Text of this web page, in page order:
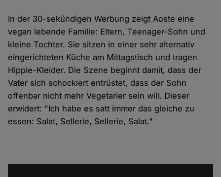
In der 30-sekündigenWerbung zeigt Aoste eine
vegan lebende Familie: Eltern, Teenager-Sohn und
kleine Tochter. Sie sitzen in einer sehr alternativ
eingerichteten Küche am Mittagstisch und tragen
Hippie-Kleider. Die Szene beginnt damit, dass der
Vater sich schockiert entrüstet, dass der Sohn
offenbar nicht mehr Vegetarier sein will. Dieser
erwidert: "Ich habe es satt immer das gleiche zu
essen: Salat, Sellerie, Sellerie, Salat."